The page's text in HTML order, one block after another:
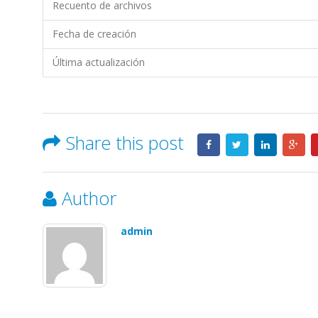
Recuento de archivos
Fecha de creación
Última actualización
Share this post
Author
admin